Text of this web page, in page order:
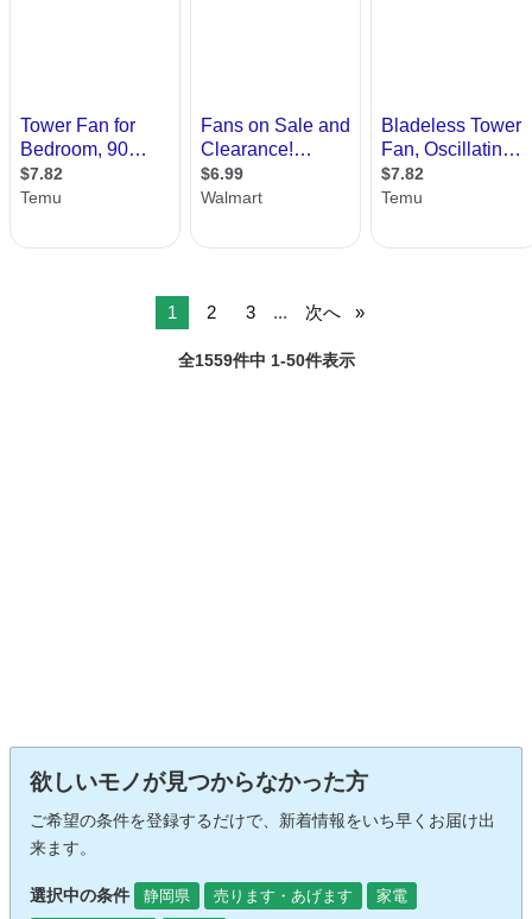
1 2 3 ... 次へ
全1559件中 1-50件表示
欲しいモノが見つからなかった方
ご希望の条件を登録するだけで、新着情報をいち早くお届け出
来ます。
選択中の条件 静岡県 売ります・あげます
家電